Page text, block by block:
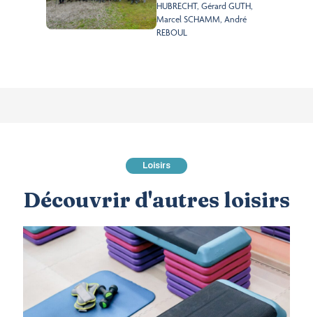
HUBRECHT, Gérard GUTH,
Marcel SCHAMM, André
REBOUL
Loisirs
Découvrir d'autres loisirs